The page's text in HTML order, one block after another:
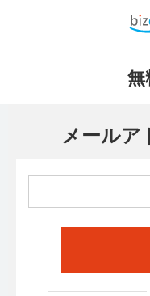
無
メールア